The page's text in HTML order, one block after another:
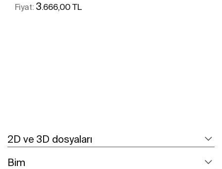
Fiyat: 3.666,00 TL
2D ve 3D dosyaları
Bim